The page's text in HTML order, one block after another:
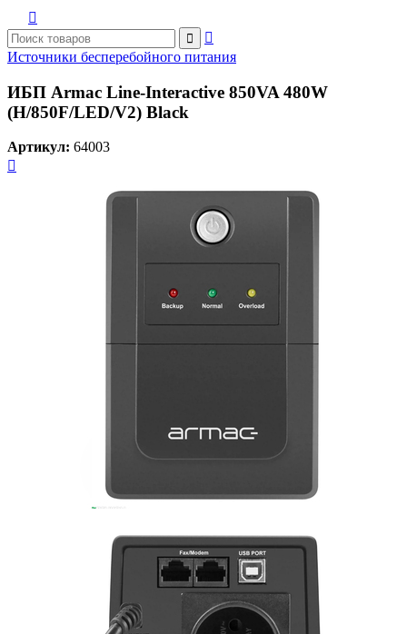



Источники бесперебойного питания
ИБП Armac Line-Interactive 850VA 480W
(H/850F/LED/V2) Black
Артикул: 64003
